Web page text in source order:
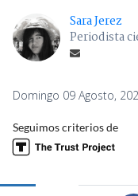
Sara Jerez
Periodista
Domingo 09 Agosto,
Seguimos criterios de